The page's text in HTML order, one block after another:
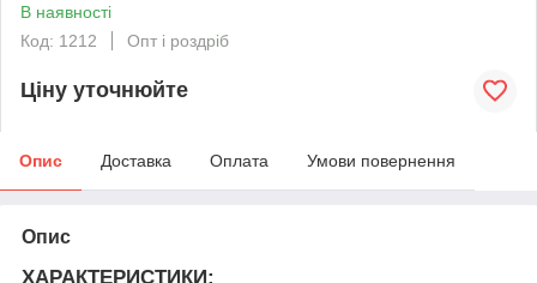
В наявності
Код: 1212
Опт і роздріб
Ціну уточнюйте
Опис Доставка Оплата Умови повернення
Опис
ХАРАКТЕРИСТИКИ: